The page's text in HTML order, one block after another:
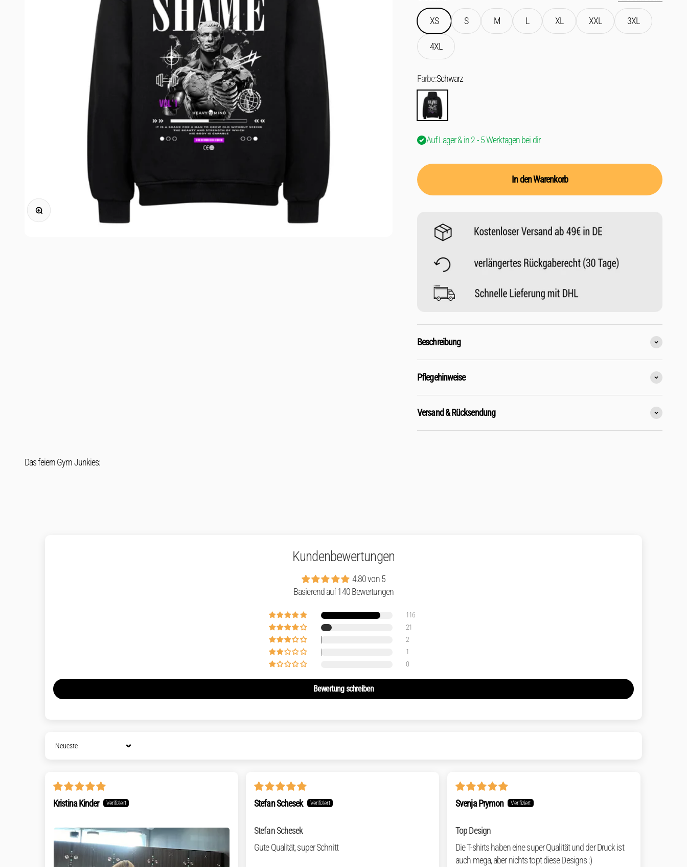
Bild vergrößern
XS S M L XL XXL 3XL
4XL
Farbe:Schwarz
Schwarz
Auf Lager & in 2 - 5 Werktagen bei dir
In den Warenkorb
Beschreibung
Pflegehinweise
Versand & Rücksendung
Das feiern Gym Junkies:
Kundenbewertungen
4.80 von 5
Basierend auf 140 Bewertungen
116
21
2
1
0
Bewertung schreiben
Sort by
Kristina Kinder Stefan Schesek
Stefan Schesek
Gute Qualität, super Schnitt
Svenja Prymon
Top Design
Die T-shirts haben eine super Qualität und der Druck ist
auch mega, aber nichts topt diese Designs :)